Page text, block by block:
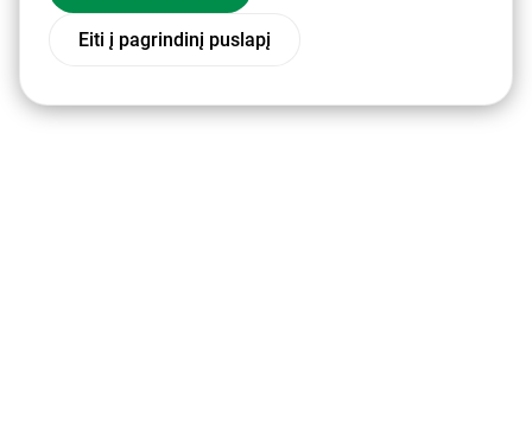
Eiti į pagrindinį puslapį